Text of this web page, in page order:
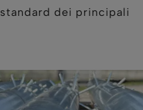
dei principali